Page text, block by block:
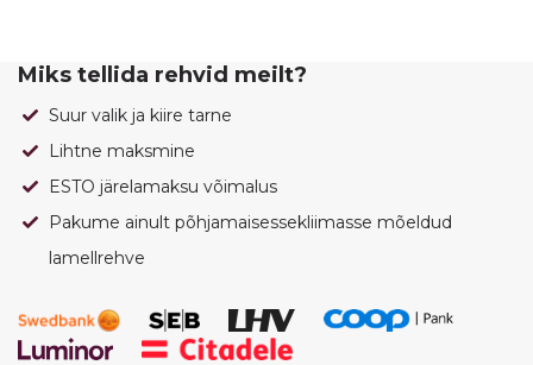
Miks tellida rehvid meilt?
Suur valik ja kiire tarne
Lihtne maksmine
ESTO järelamaksu võimalus
Pakume ainult põhjamaisessekliimasse mõeldud
lamellrehve